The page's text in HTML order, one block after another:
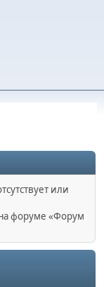
или
форуме «Форум